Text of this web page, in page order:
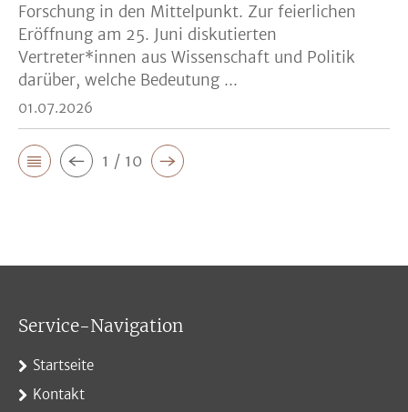
Forschung in den Mittelpunkt. Zur feierlichen
Eröffnung am 25. Juni diskutierten
Vertreter*innen aus Wissenschaft und Politik
darüber, welche Bedeutung ...
01.07.2026
1 / 10
Service-Navigation
Startseite
Kontakt